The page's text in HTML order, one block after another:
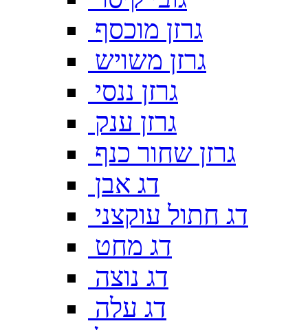
גרזן מוכסף
גרזן משויש
גרזן ננסי
גרזן ענק
גרזן שחור כנף
דג אבן
דג חתול עוקצני
דג מחט
דג נוצה
דג עלה